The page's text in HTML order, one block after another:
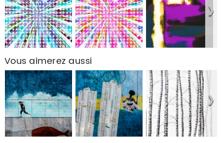
Vous aimerez aussi